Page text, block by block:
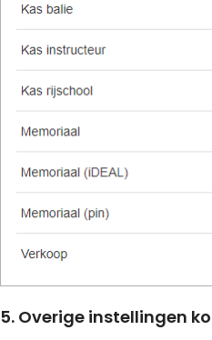
5. Overige instellingen